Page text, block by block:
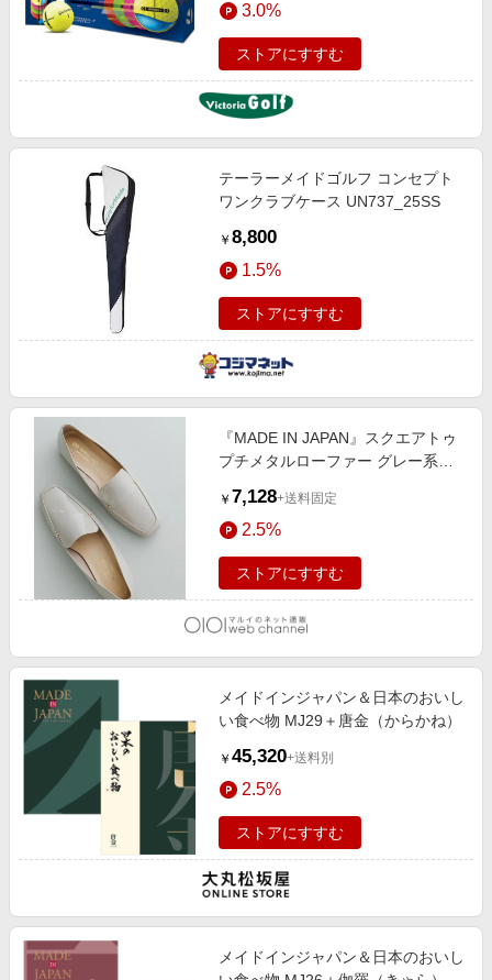
3.0%
ストアにすすむ
テーラーメイドゴルフ コンセプト
ワンクラブケース UN737_25SS
￥ 8,800
1.5%
ストアにすすむ
『MADE IN JAPAN』スクエアトゥ
プチメタルローファー グレー系そ
￥ 7,128+送料固定
2.5%
ストアにすすむ
メイドインジャパン＆日本のおいし
い食べ物 MJ29＋唐金（からかね）
￥ 45,320+送料別
2.5%
ストアにすすむ
メイドインジャパン＆日本のおいし